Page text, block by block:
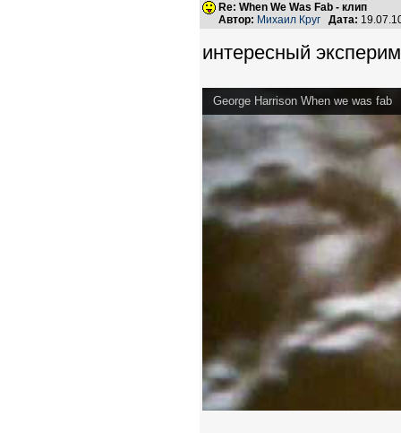
Re: When We Was Fab - клип
Автор: Михаил Круг Дата:
интересный
George Harrison When we was fab